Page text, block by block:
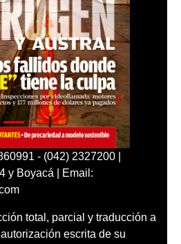
- (042) 2327200 |
y Boyacá | Email:
total, parcial y traducción a
escrita de su